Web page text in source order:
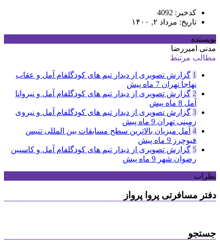
کدخبر: 4092
تاریخ: مرداد ۲, ۱۴۰۰
نویسنده
مدنی امیررضا
مطالب مرتبط
1 گزارش تصویری از دیدار تیم های کودگلفام آمل و عقاب
نهاجا تهران 7 ماه پیش
2 گزارش تصویری از دیدار تیم های کودگلفام آمل و نیروانا
آمل 8 ماه پیش
3 گزارش تصویری از دیدار تیم های کودگلفام آمل و نیروی
زمینی تهران 9 ماه پیش
4 آمل میزبان بالاترین سطح مسابقات بین المللی تنیس
فیوچرز 9 ماه پیش
5 گزارش تصویری از دیدار تیم های کودگلفام آمل و کاسپین
رضوان شهر 9 ماه پیش
نظرات
دفتر مسافرتی پروا پرواز
جستجو